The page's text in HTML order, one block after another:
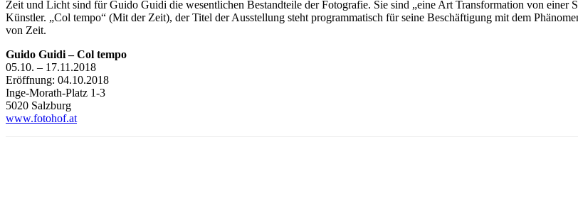
Zeit und Licht sind für Guido Guidi die wesentlichen Bestandteile der Fotografie. Sie sind „eine Art Transformation von einer
Künstler. „Col tempo“ (Mit der Zeit), der Titel der Ausstellung steht programmatisch für seine Beschäftigung mit dem
von Zeit.
Guido Guidi – Col tempo
05.10. – 17.11.2018
Eröffnung: 04.10.2018
Inge-Morath-Platz 1-3
5020 Salzburg
www.fotohof.at